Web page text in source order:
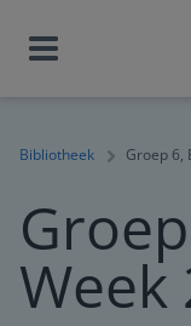
Bibliotheek Groep 6,
Week